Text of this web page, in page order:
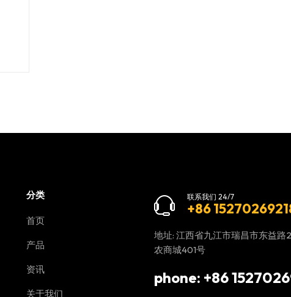
分类
首页
产品
资讯
关于我们
联系我们 24/7
+86
地址: 江西省九江市瑞昌市东益路
农商城401号
phone: +86